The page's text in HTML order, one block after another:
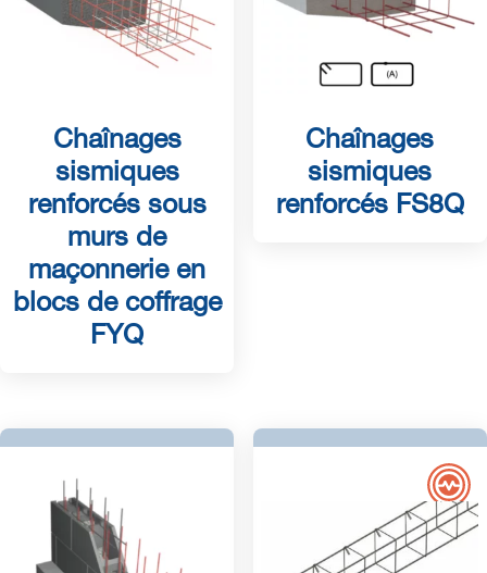
Chaînages
sismiques
renforcés sous
murs de
maçonnerie en
blocs de coffrage
FYQ
Chaînages
sismiques
renforcés FS8Q